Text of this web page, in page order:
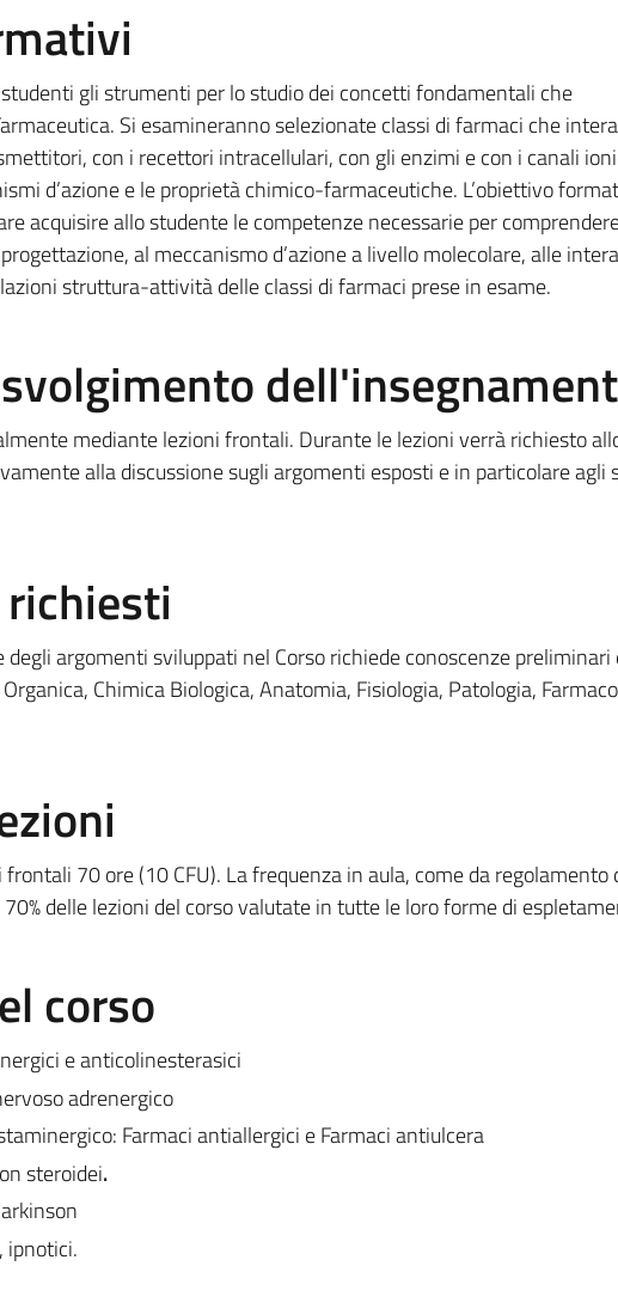
gli strumenti per lo studio dei concetti fondamentali che
Si esamineranno selezionate classi di farmaci che
con i recettori intracellulari, con gli enzimi e con i canali
d’azione e le proprietà chimico-farmaceutiche. L’obiettivo
acquisire allo studente le competenze necessarie per
al meccanismo d’azione a livello molecolare, alle
struttura-attività delle classi di farmaci prese in esame.
mediante lezioni frontali. Durante le lezioni verrà richiesto
alla discussione sugli argomenti esposti e in particolare agli
argomenti sviluppati nel Corso richiede conoscenze preliminari
Chimica Biologica, Anatomia, Fisiologia, Patologia,
70 ore (10 CFU). La frequenza in aula, come da regolamento
delle lezioni del corso valutate in tutte le loro forme di
corso
e anticolinesterasici
adrenergico
Farmaci antiallergici e Farmaci antiulcera
steroidei.
ipnotici.